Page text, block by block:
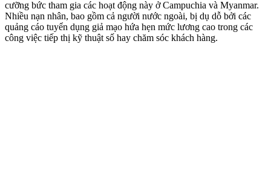
cưỡng bức tham gia các hoạt động này ở Campuchia và Myanmar.
Nhiều nạn nhân, bao gồm cả người nước ngoài, bị dụ dỗ bởi các
quảng cáo tuyển dụng giả mạo hứa hẹn mức lương cao trong các
công việc tiếp thị kỹ thuật số hay chăm sóc khách hàng.